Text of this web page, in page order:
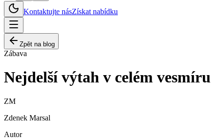
Kontaktujte násZískat nabídku
Zpět na blog
Zábava
Nejdelší výtah v celém vesmíru
ZM
Zdenek Marsal
Autor